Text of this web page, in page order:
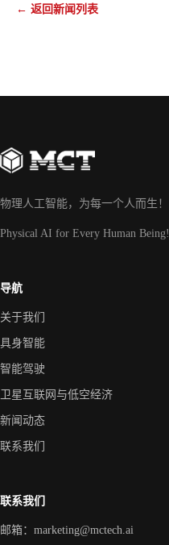
← 返回新闻列表
物理人工智能，为每一个人而生！
Physical AI for Every Human Being!
导航
关于我们
具身智能
智能驾驶
卫星互联网与低空经济
新闻动态
联系我们
联系我们
邮箱： marketing@mctech.ai